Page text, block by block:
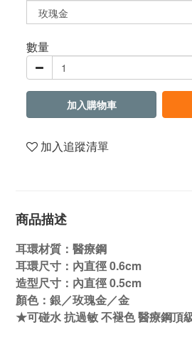
數量
加入購物車
加入追蹤清單
商品描述
耳環材質：醫療鋼
耳環尺寸：內直徑 0.6cm
造型尺寸：內直徑 0.5cm
顏色：銀／玫瑰金／金
★可碰水 抗過敏 不褪色 醫療鋼頂